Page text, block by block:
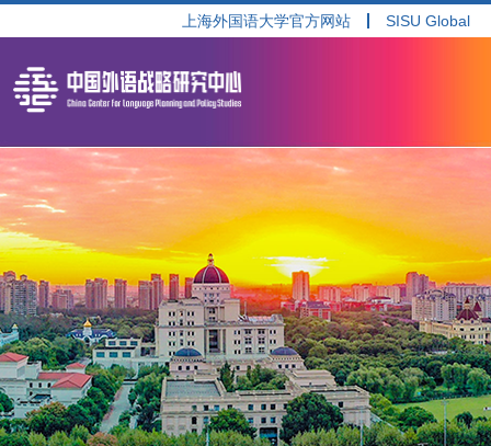
上海外国语大学官方网站 SISU Global